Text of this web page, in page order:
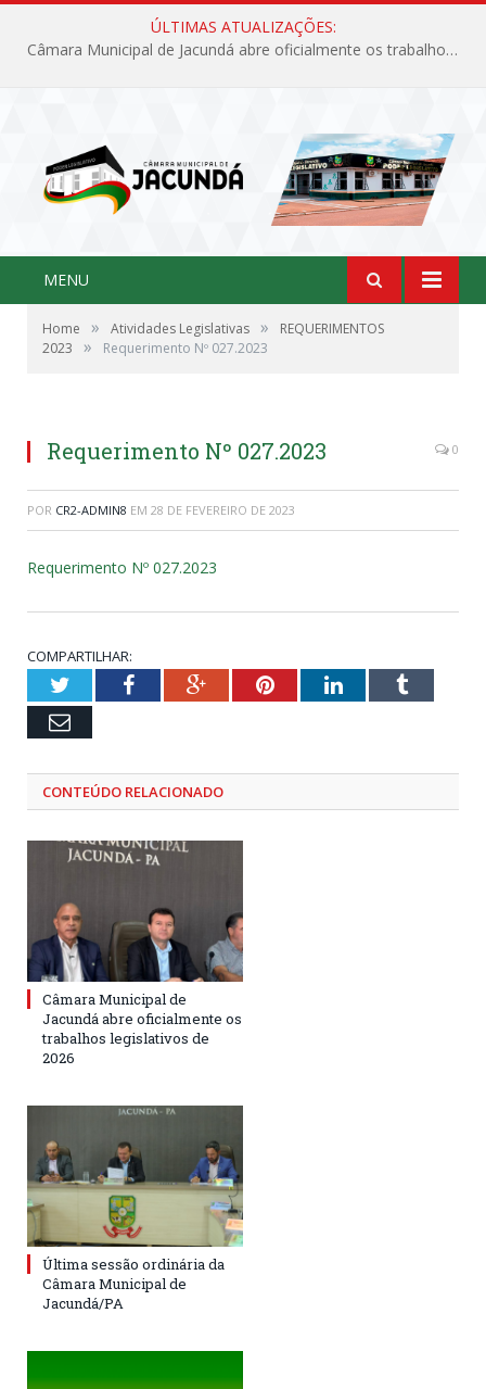
ÚLTIMAS ATUALIZAÇÕES:
Câmara Municipal de Jacundá abre oficialmente os trabalhos legislativos de 2026
MENU
Home » Atividades Legislativas »
REQUERIMENTOS
2023
» Requerimento Nº 027.2023
Requerimento Nº 027.2023 0
POR CR2-ADMIN8 EM 28 DE FEVEREIRO DE 2023
Requerimento Nº 027.2023
COMPARTILHAR:
TwitterFacebookGoogle+PinterestLinkedInTumblr
Email
CONTEÚDO RELACIONADO
Câmara Municipal de
Jacundá abre oficialmente os
trabalhos legislativos de
2026
Última sessão ordinária da
Câmara Municipal de
Jacundá/PA